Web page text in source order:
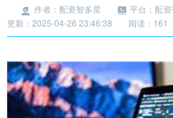
作者：配资智多星
平台：配
更新：2025-04-26 23:46:38
阅读：161